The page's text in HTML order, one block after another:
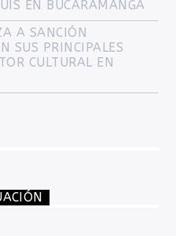
EN BUCARAMANGA
A SANCIÓN
SUS PRINCIPALES
CULTURAL EN